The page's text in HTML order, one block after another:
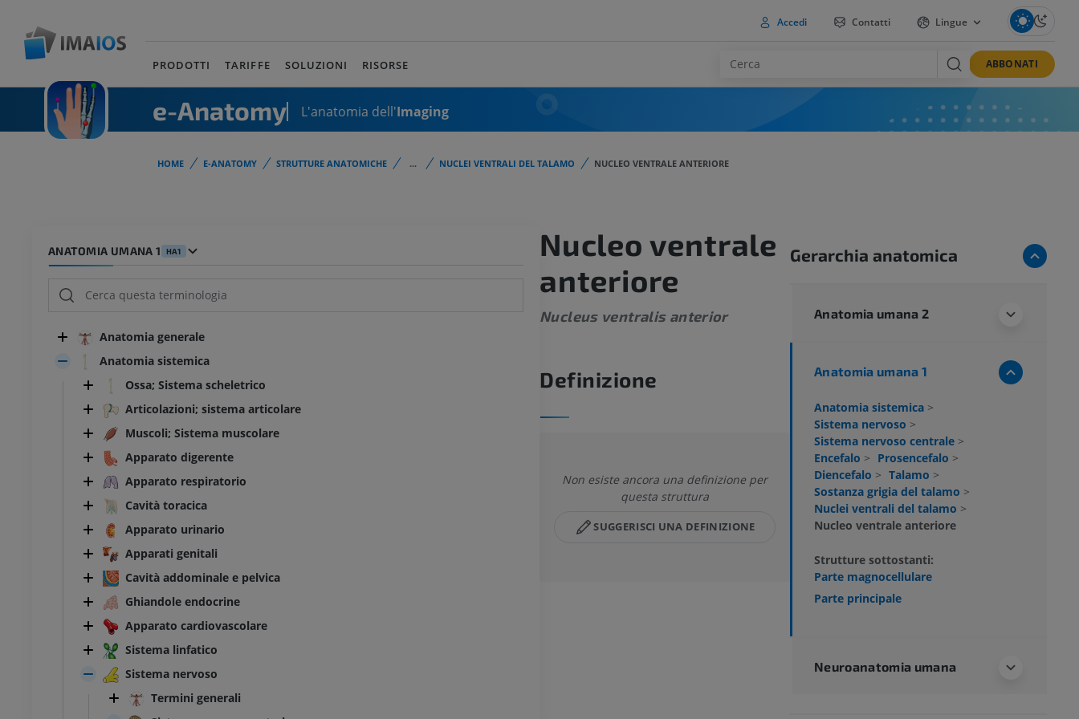
Accedi Contatti Lingue
PRODOTTI TARIFFE SOLUZIONI RISORSE ABBONATI
e-Anatomy L'anatomia dell'Imaging
HOME E-ANATOMY STRUTTURE ANATOMICHE ... NUCLEI VENTRALI DEL TALAMO NUCLEO VENTRALE ANTERIORE
ANATOMIA UMANA 1 HA1
Anatomia generale
Anatomia sistemica
Ossa; Sistema scheletrico
Articolazioni; sistema articolare
Muscoli; Sistema muscolare
Apparato digerente
Apparato respiratorio
Cavità toracica
Apparato urinario
Apparati genitali
Cavità addominale e pelvica
Ghiandole endocrine
Apparato cardiovascolare
Sistema linfatico
Sistema nervoso
Termini generali
Nucleo ventrale
anteriore
Nucleus ventralis anterior
Definizione
Non esiste ancora una definizione per
questa struttura
SUGGERISCI UNA DEFINIZIONE
Gerarchia anatomica
Anatomia umana 2
Anatomia umana 1
Anatomia sistemica >
Sistema nervoso >
Sistema nervoso centrale >
Encefalo > Prosencefalo >
Diencefalo > Talamo >
Sostanza grigia del talamo >
Nuclei ventrali del talamo >
Nucleo ventrale anteriore
Strutture sottostanti:
Parte magnocellulare
Parte principale
Neuroanatomia umana